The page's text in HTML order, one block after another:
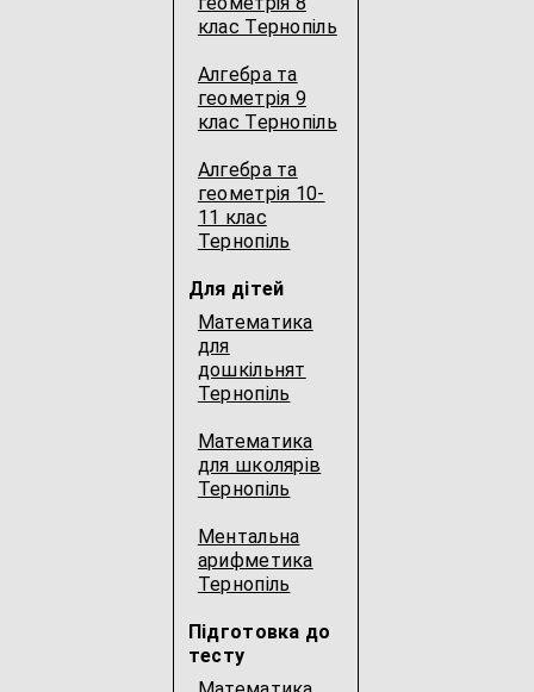
клас Тернопіль
Алгебра та
геометрія 9
клас Тернопіль
Алгебра та
геометрія 10-
11 клас
Тернопіль
Для дітей
Математика
для
дошкільнят
Тернопіль
Математика
для школярів
Тернопіль
Ментальна
арифметика
Тернопіль
Підготовка до
тесту